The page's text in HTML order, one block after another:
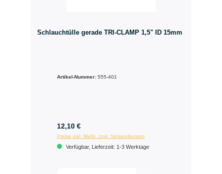
Schlauchtülle gerade TRI-CLAMP 1,5" ID 15mm
Artikel-Nummer: 555-401
12,10 €
Preise inkl. MwSt. zzgl. Versandkosten
Verfügbar, Lieferzeit: 1-3 Werktage